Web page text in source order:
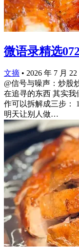
微语录精选
文摘 • 2026 年 7 月 22
@信号与噪声：炒股
在追寻的东西 其实我
作可以拆解成三步：
明天让别人做…